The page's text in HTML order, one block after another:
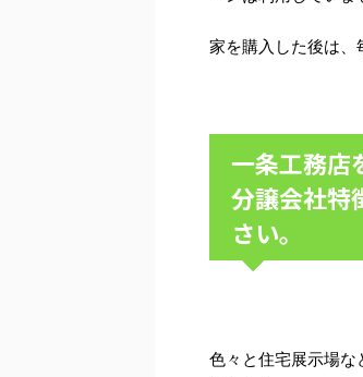
家を購入した後は、
一条工務店
分譲会社特
さい。
色々と住宅展示場